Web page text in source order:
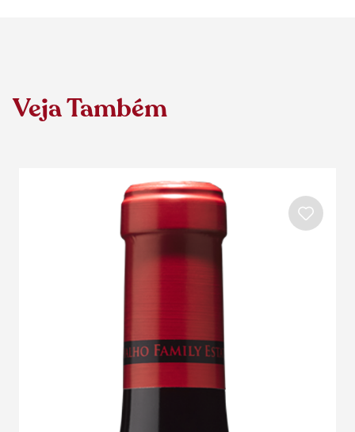
Veja Também